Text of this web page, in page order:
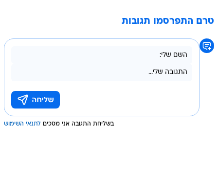
טרם התפרסמו תגובות
בשליחת התגובה אני מסכים לתנאי השימוש